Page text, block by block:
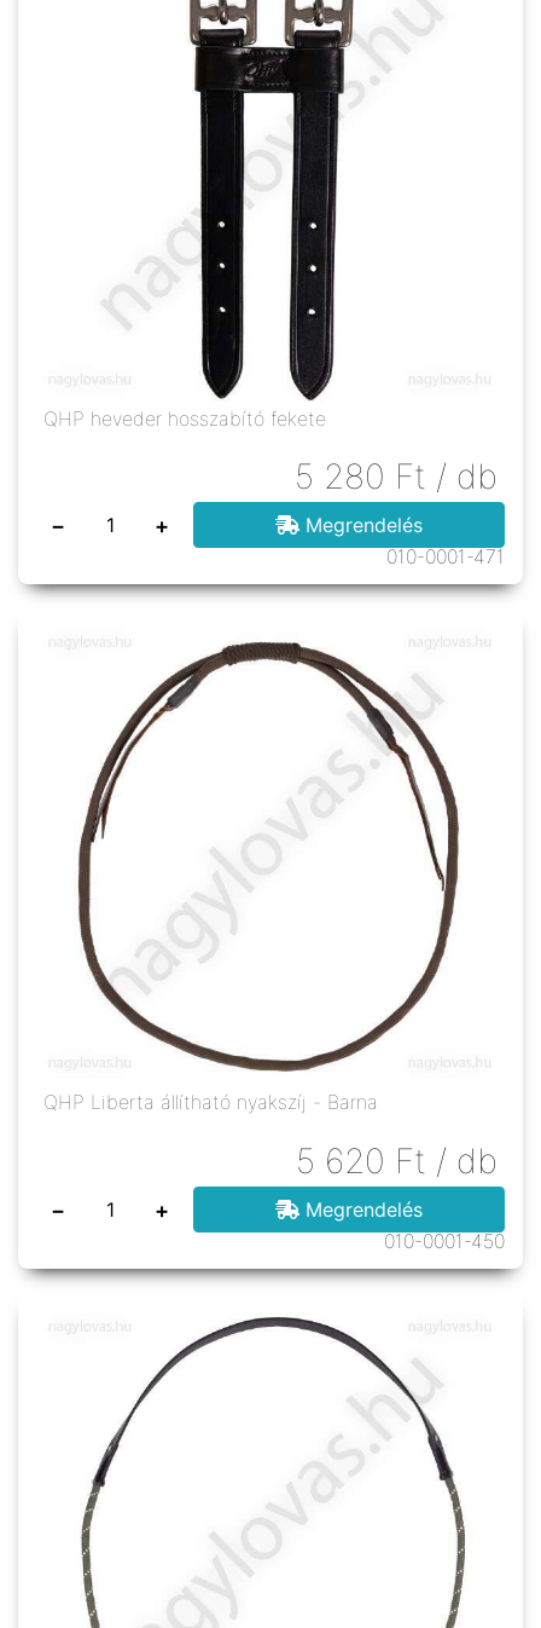
QHP heveder hosszabító fekete
5 280 Ft / db
− +
Megrendelés
010-0001-471
QHP Liberta állítható nyakszíj - Barna
5 620 Ft / db
− +
Megrendelés
010-0001-450